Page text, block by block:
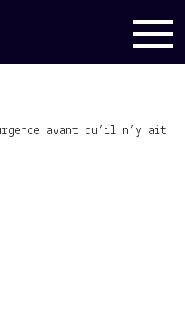
avant qu’il n’y ait